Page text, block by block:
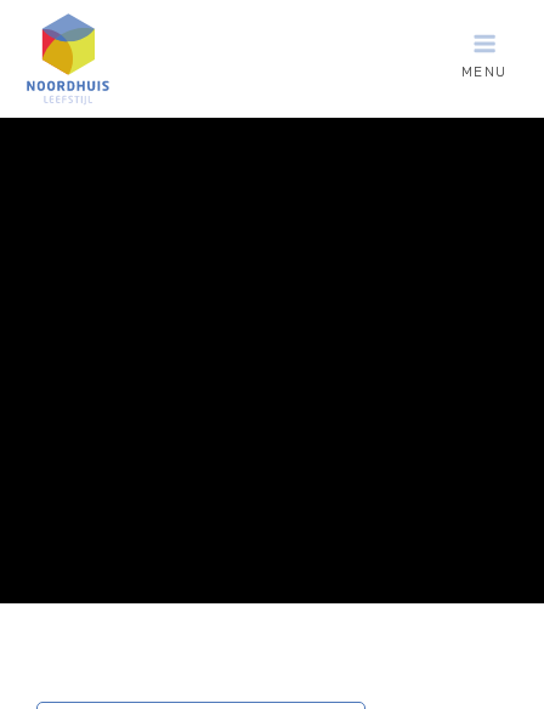
Noordhuis
MENU